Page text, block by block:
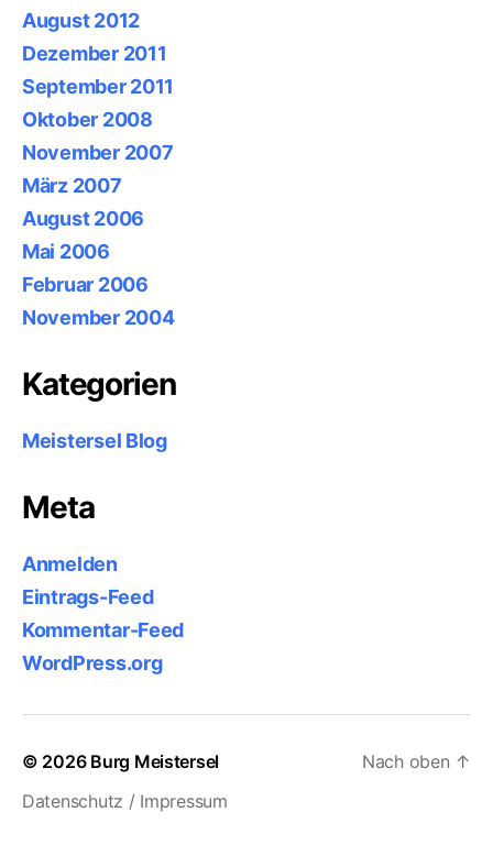
August 2012
Dezember 2011
September 2011
Oktober 2008
November 2007
März 2007
August 2006
Mai 2006
Februar 2006
November 2004
Kategorien
Meistersel Blog
Meta
Anmelden
Eintrags-Feed
Kommentar-Feed
WordPress.org
© 2026 Burg Meistersel
Datenschutz / Impressum
Nach oben ↑